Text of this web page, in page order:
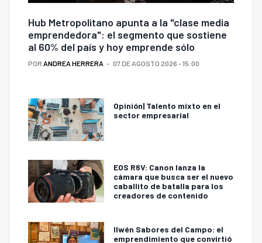
Hub Metropolitano apunta a la "clase media
emprendedora": el segmento que sostiene
al 60% del país y hoy emprende sólo
POR ANDREA HERRERA 07 DE AGOSTO 2026 - 15:00
Opinión| Talento mixto en el
sector empresarial
EOS R6V: Canon lanza la
cámara que busca ser el nuevo
caballito de batalla para los
creadores de contenido
Ilwén Sabores del Campo: el
emprendimiento que convirtió